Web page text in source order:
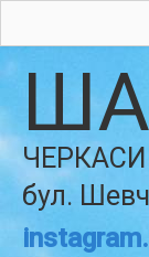
ЧЕРКАСИ
бул.